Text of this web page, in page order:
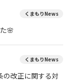
くまもりNews
🌸
くまもりNews
の改正に関する対